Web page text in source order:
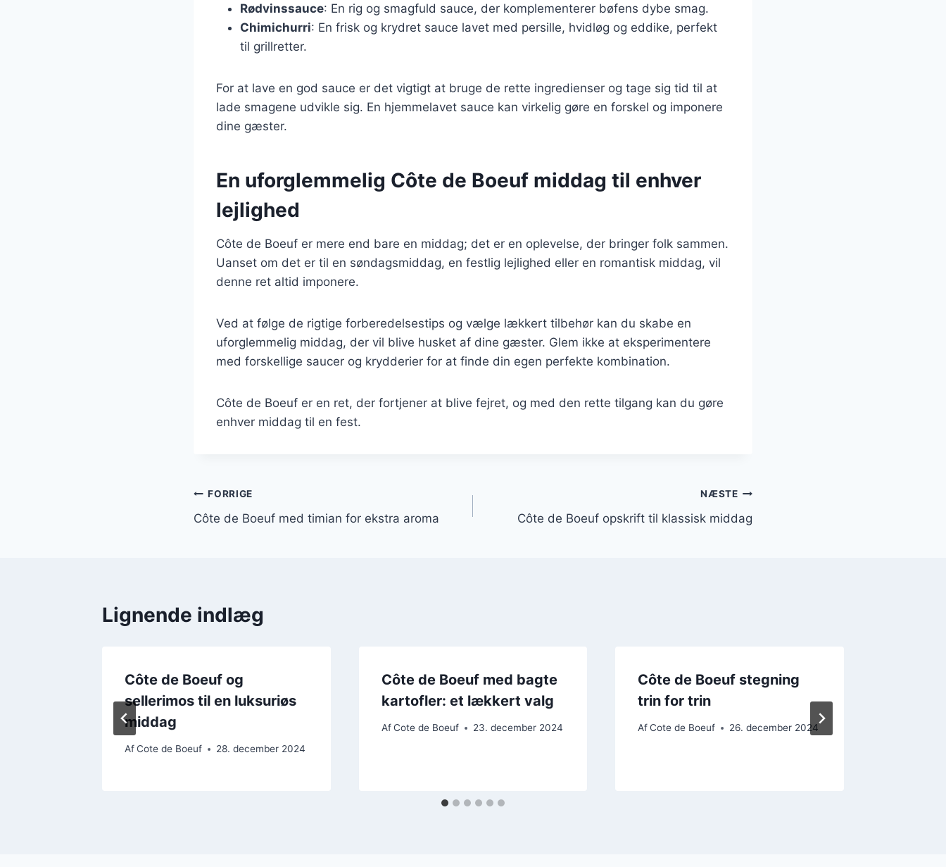
Rødvinssauce: En rig og smagfuld sauce, der komplementerer bøfens dybe smag.
Chimichurri: En frisk og krydret sauce lavet med persille, hvidløg og eddike, perfekt
til grillretter.
For at lave en god sauce er det vigtigt at bruge de rette ingredienser og tage sig tid til at
lade smagene udvikle sig. En hjemmelavet sauce kan virkelig gøre en forskel og imponere
dine gæster.
En uforglemmelig Côte de Boeuf middag til enhver
lejlighed
Côte de Boeuf er mere end bare en middag; det er en oplevelse, der bringer folk sammen.
Uanset om det er til en søndagsmiddag, en festlig lejlighed eller en romantisk middag, vil
denne ret altid imponere.
Ved at følge de rigtige forberedelsestips og vælge lækkert tilbehør kan du skabe en
uforglemmelig middag, der vil blive husket af dine gæster. Glem ikke at eksperimentere
med forskellige saucer og krydderier for at finde din egen perfekte kombination.
Côte de Boeuf er en ret, der fortjener at blive fejret, og med den rette tilgang kan du gøre
enhver middag til en fest.
Indlægsnavigation
FORRIGE
Côte de Boeuf med timian for ekstra aroma
NÆSTE
Côte de Boeuf opskrift til klassisk middag
Lignende indlæg
Côte de Boeuf og
sellerimos til en luksuriøs
middag
AfCote de Boeuf 28. december 2024
Côte de Boeuf med bagte
kartofler: et lækkert valg
Af Cote de Boeuf 23. december 2024
Côte de Boeuf stegning
trin for trin
Af Cote de Boeuf 26. december 2024